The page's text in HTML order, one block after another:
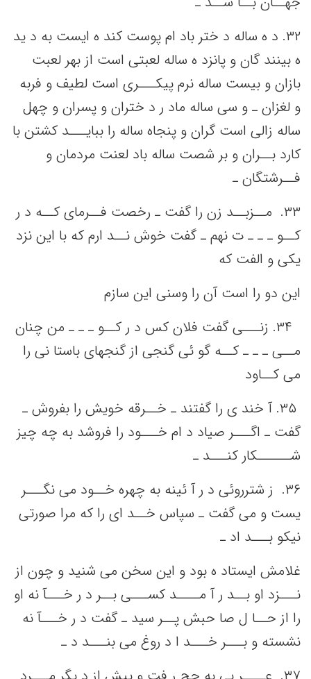
٣٢. د ه ساله‌ د ختر باد ام پوست‌ کند ه ایست‌ به‌ د ید
ه بینند گان و پانزد ه ساله‌ لعبتی‌ است‌ از بهر لعبت‌
بازان و بیست‌ ساله‌ نرم پیکـــری است‌ لطیف‌ و فربه‌
و لغزان ـ و سی‌ ساله‌ ماد ر د ختران و پسران و چهل‌
ساله‌ زالی‌ است‌ گران و پنجاه ساله‌ را ببایـــد کشتن‌ با
کارد بــران و بر شصت‌ ساله‌ باد لعنت‌ مردمان و
فــرشتگان ـ
٣٣. ‌ مــزبــد زن را گفت‌ ـ رخصت‌ فــرمای کــه‌ د ر
کــو ـ ـ ـ ت نهم‌ ـ گفت‌ خوش نــد ارم که‌ با این‌ نزد
یکی‌ و الفت‌ که‌
این‌ دو را است‌ آن را وسنی‌ این‌ سازم
٣۴. ‌زنـــی‌ گفت‌ فلان کس‌ د ر کــو ـ ـ ـ من‌ چنان
مــی‌ ـ ـ ـ کــه‌ گو ئی‌ گنجی‌ از گنجهای باستا نی‌ را
می‌ کــاود
٣۵. ‌آ خند ی را گفتند ـ خــرقه‌ خویش‌ را بفروش ـ
گفت‌ ـ اگـــر صیاد د ام خـــود را فروشد به‌ چه‌ چیز
شــــــکار کنـــد ـ
٣۶. ‌ ز شترروئی‌ د ر آ ئینه‌ به‌ چهره خــود می‌ نگـــر
یست‌ و می‌ گفت‌ ـ سپاس خــد ای را که‌ مرا صورتی‌
نیکو بـــد اد ـ
غلامش‌ ایستاد ه بود و این‌ سخن‌ می‌ شنید و چون از
نـــزد او بــد ر آ مــــد کســـی‌ بــر د ر خـــآ نه‌ او
را از حــا ل صا حبش‌ پــر سید ـ گفت‌ د ر خـــآ نه‌
نشسته‌ و بـــر خـــد ا د روغ می‌ بنـــد د ـ